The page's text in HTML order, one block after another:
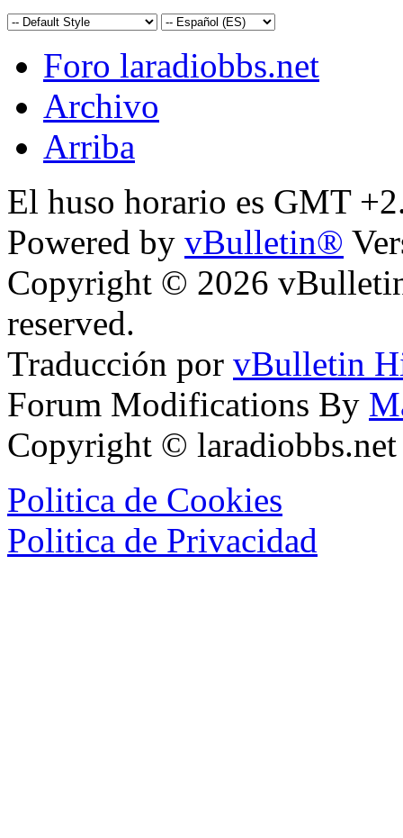
Foro laradiobbs.net
Archivo
Arriba
El huso horario es GMT
Powered by vBulletin®
Copyright © 2026
reserved.
Traducción por vBulletin
Forum Modifications By
Copyright ©
Politica de Cookies
Politica de Privacidad